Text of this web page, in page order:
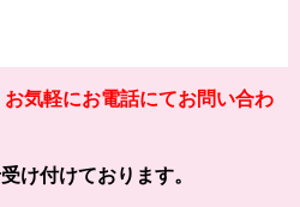
気軽にお電話にてお問い合わ
け付けております。